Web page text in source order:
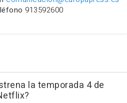
913592600
la temporada 4 de